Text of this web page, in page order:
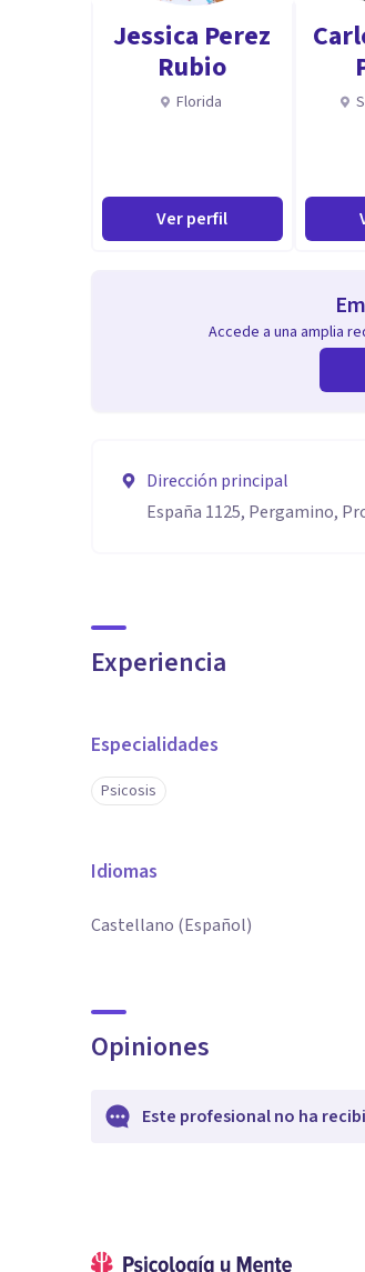
Jessica Perez
Rubio
Florida
Ver perfil
Accede a una amplia
Dirección principal
España 1125, Pergamino,
Experiencia
Especialidades
Psicosis
Idiomas
Castellano (Español)
Opiniones
Este profesional no ha